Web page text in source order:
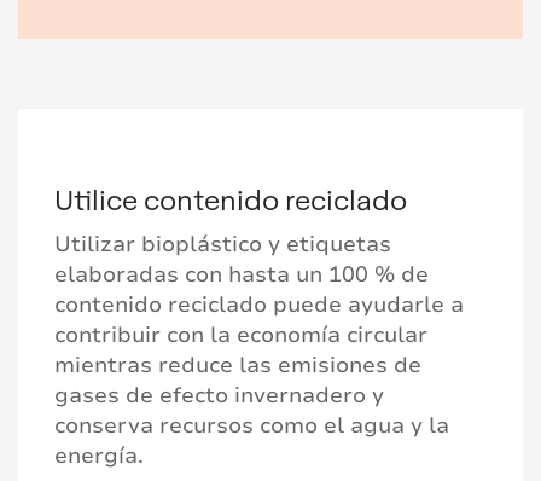
Utilice contenido reciclado
Utilizar bioplástico y etiquetas
elaboradas con hasta un 100 % de
contenido reciclado puede ayudarle a
contribuir con la economía circular
mientras reduce las emisiones de
gases de efecto invernadero y
conserva recursos como el agua y la
energía.